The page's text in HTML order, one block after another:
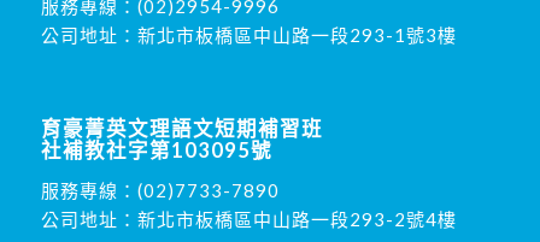
服務專線： (02)2954-9996
公司地址：新北市板橋區中山路一段293-1號3樓
育豪菁英文理語文短期補習班
社補教社字第103095號
服務專線： (02)7733-7890
公司地址：新北市板橋區中山路一段293-2號4樓